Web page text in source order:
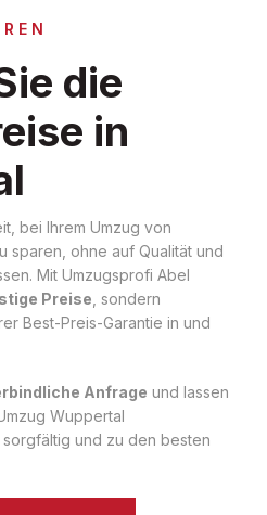
die
in
bei Ihrem Umzug von
sparen, ohne auf Qualität und
Mit Umzugsprofi Abel
Preise , sondern
Best-Preis-Garantie in und
Anfrage und lassen
Wuppertal
und zu den besten